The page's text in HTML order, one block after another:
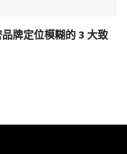
牌定位模糊的 3 大致